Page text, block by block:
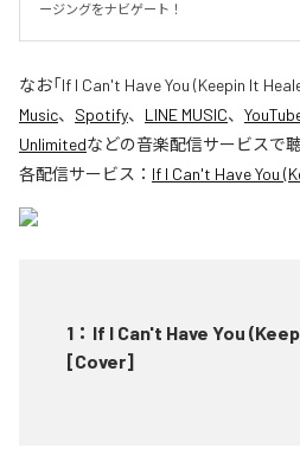
ージングをナビゲート！
なお「If I Can't Have You (Keepin It
Music、 Spotify、 LINE MUSIC、
Unlimitedなどの音楽配信サービスで
各配信サービス： If I Can't Have You
1 ： If I Can't Have You
[Cover]